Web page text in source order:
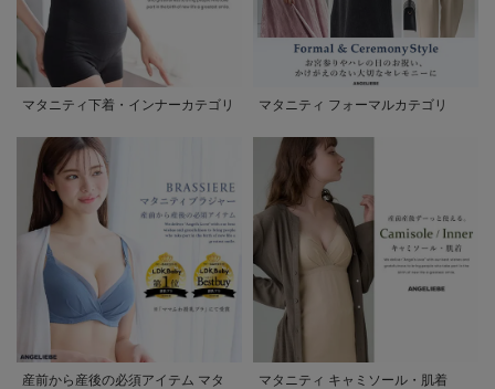
マタニティ下着・インナーカテゴリ マタニティ フォーマルカテゴリ
産前から産後の必須アイテム マタ
マタニティ キャミソール・肌着